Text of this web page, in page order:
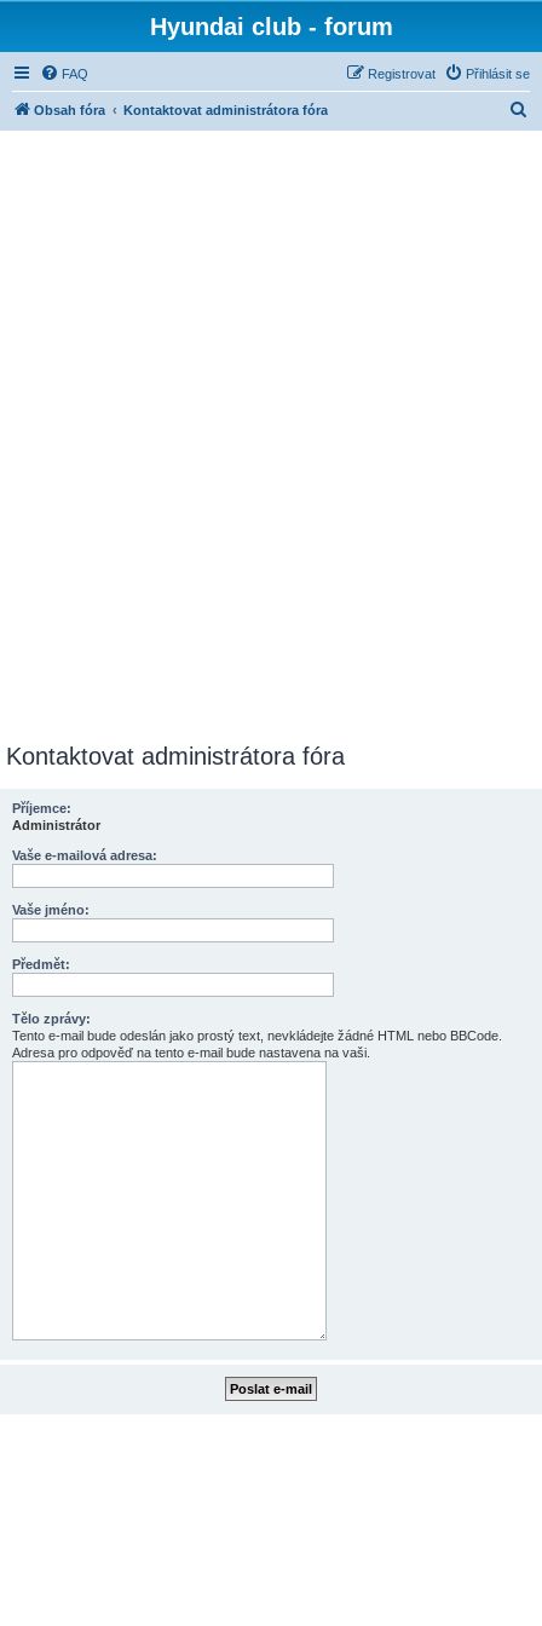
Hyundai club - forum
FAQ Přihlásit se
Registrovat
Obsah fóra Kontaktovat administrátora fóra
Kontaktovat administrátora fóra
Příjemce:
Administrátor
Vaše e-mailová adresa:
Vaše jméno:
Předmět:
Tělo zprávy:
Tento e-mail bude odeslán jako prostý text, nevkládejte žádné HTML nebo BBCode.
Adresa pro odpověď na tento e-mail bude nastavena na vaši.